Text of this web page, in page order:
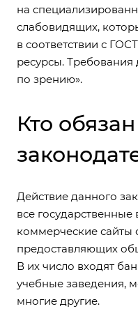
на
слабовидящих,
в соответствии с
ресурсы. Требования
по зрению».
Кто
Действие данного
все
коммерческие сайты
предоставляющих
В их число входят
учебные заведения,
многие другие.